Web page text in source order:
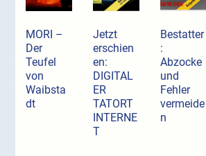
MORI –
Der
Teufel
von
Waibsta
dt
Jetzt
erschien
en:
DIGITAL
ER
TATORT
INTERNE
T
Bestatter
:
Abzocke
und
Fehler
vermeide
n